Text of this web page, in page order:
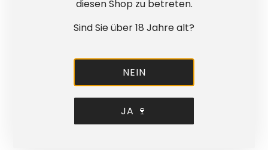
Dieser Riesling Kabinett ist für uns mehr als ein
fruchtsüßer Wein. Er ist unsere Antwort auf
kann ich Wein genießen, ohne dass es
diesen Shop zu betreten.
Sind Sie über 18 Jahre alt?
NEIN
JA 🍷